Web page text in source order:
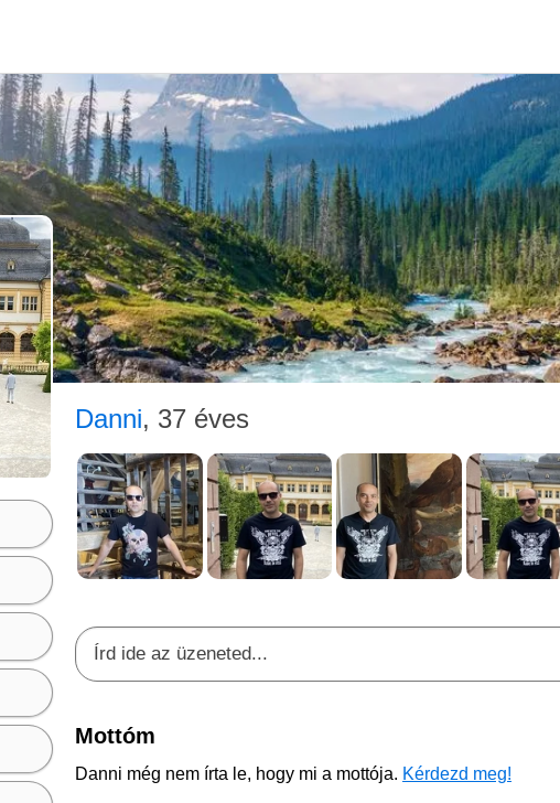
Danni, 37 éves
Mottóm
Danni még nem írta le, hogy mi a mottója. Kérdezd meg!